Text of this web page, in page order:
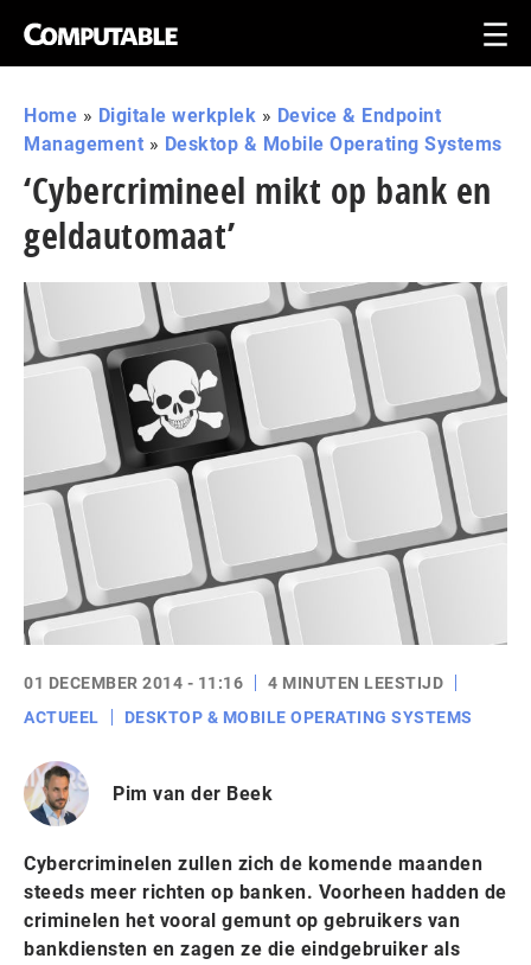
Home » Digitale werkplek » Device & Endpoint
Management » Desktop & Mobile Operating Systems
‘Cybercrimineel mikt op bank en
geldautomaat’
01 DECEMBER 2014 - 11:16
4 MINUTEN LEESTIJD
ACTUEEL
DESKTOP & MOBILE OPERATING SYSTEMS
Pim van der Beek
Cybercriminelen zullen zich de komende maanden
steeds meer richten op banken. Voorheen hadden de
criminelen het vooral gemunt op gebruikers van
bankdiensten en zagen ze die eindgebruiker als